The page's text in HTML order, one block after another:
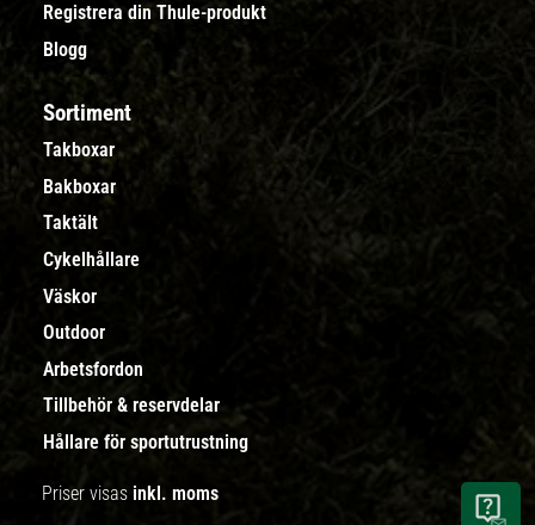
Registrera din Thule-produkt
Blogg
Sortiment
Takboxar
Bakboxar
Taktält
Cykelhållare
Väskor
Outdoor
Arbetsfordon
Tillbehör & reservdelar
Hållare för sportutrustning
Priser visas inkl. moms